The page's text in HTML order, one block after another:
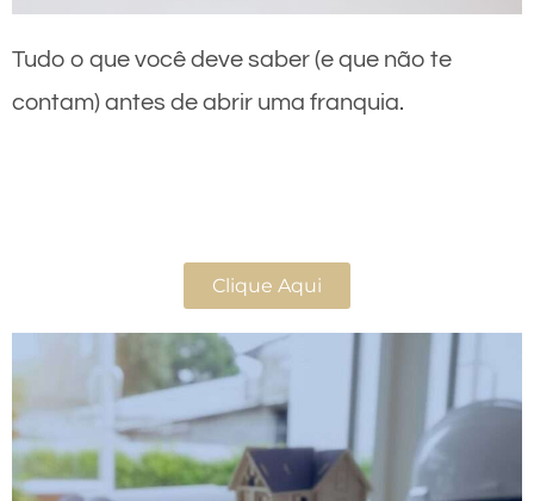
Tudo o que você deve saber (e que não te
contam) antes de abrir uma franquia.
Clique Aqui